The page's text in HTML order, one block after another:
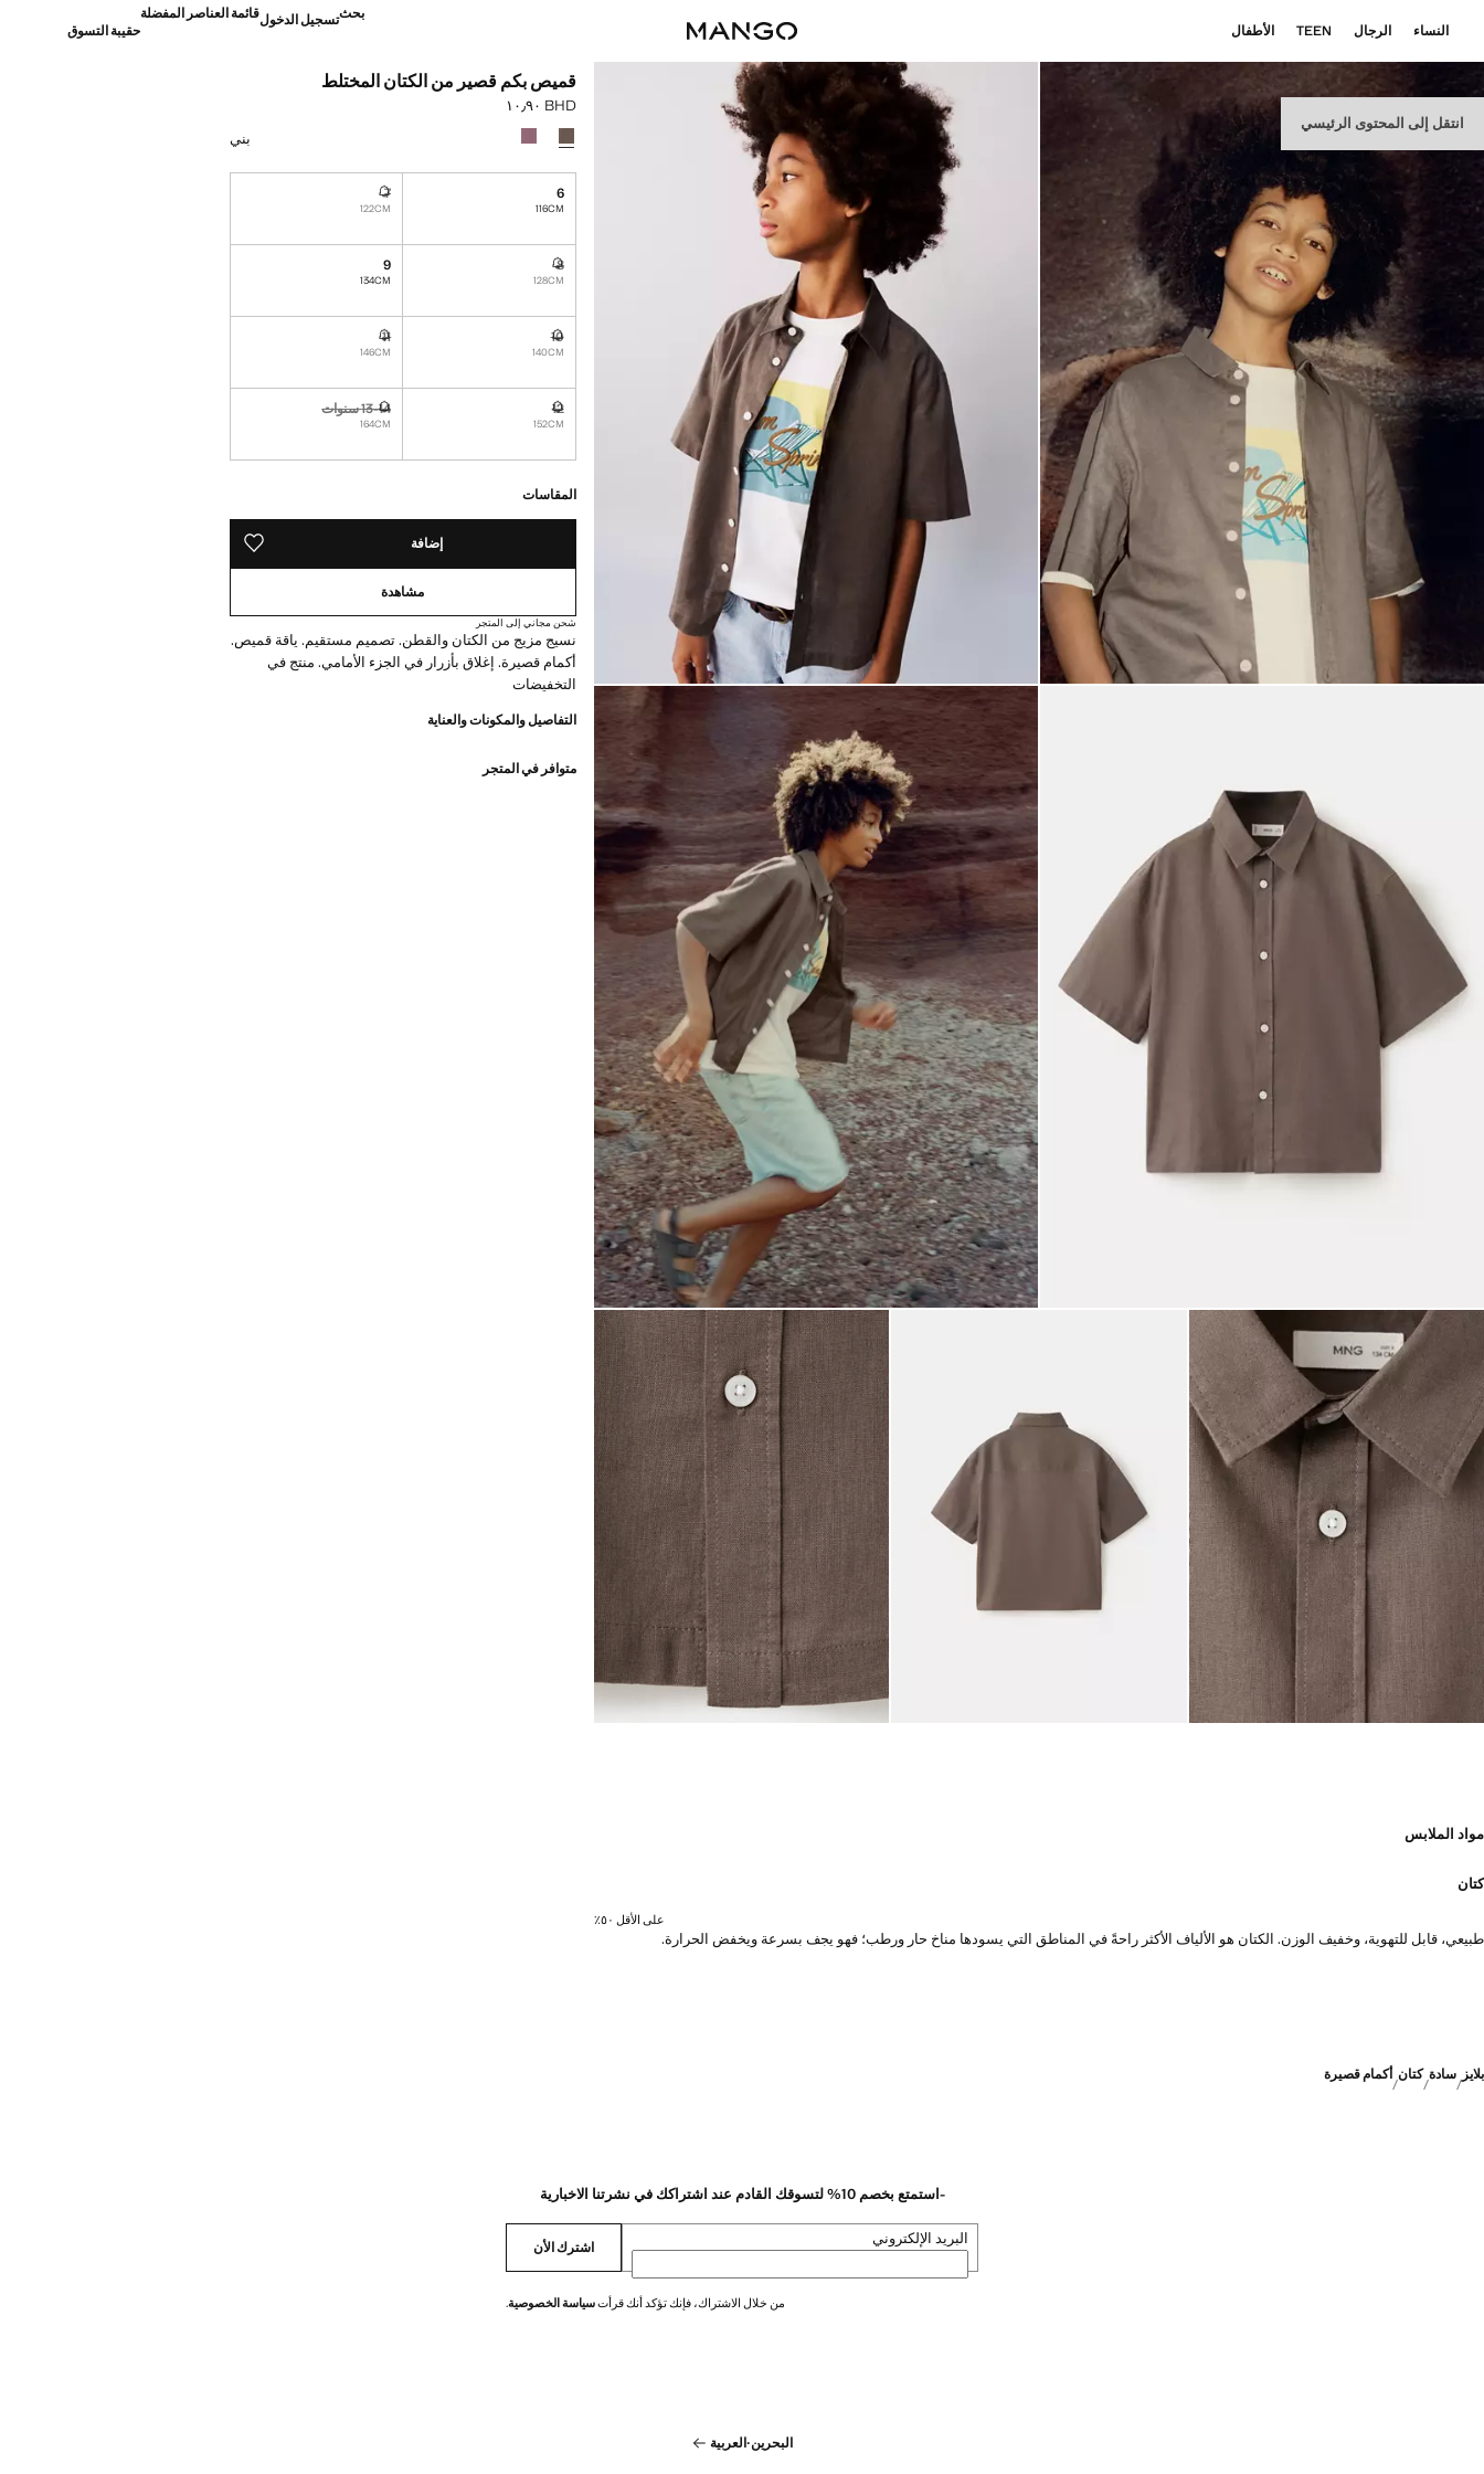
انتقل إلى المحتوى الرئيسي
النساء الرجال TEEN الأطفال
بحثتسجيل الدخولقائمة العناصر المفضلة
حقيبة التسوق
قميص بكم قصير من الكتان المختلط
السعر الحالي [BHD ١٠٫٩٠ ]
BHD ١٠٫٩٠
حدد اللون
بني
6
116CM
7
122CM
غير متوفر. أنا أريده!
8
128CM
غير متوفر. أنا أريده!
9
134CM
10
140CM
غير متوفر. أنا أريده!
11
146CM
غير متوفر. أنا أريده!
12
152CM
غير متوفر. أنا أريده!
13-14 سنوات
164CM
غير متوفر. أنا أريده!
المقاسات
إضافة حفظه في قائمة منتجاتك المفضلة
مشاهدة
شحن مجاني إلى المتجر
نسيج مزيج من الكتان والقطن. تصميم مستقيم. ياقة قميص.
أكمام قصيرة. إغلاق بأزرار في الجزء الأمامي. منتج في
التخفيضات
التفاصيل والمكونات والعناية
متوافر في المتجر
مواد الملابس
كتان
على الأقل ٥٠٪؜
طبيعي، قابل للتهوية، وخفيف الوزن. الكتان هو الألياف الأكثر راحةً في المناطق التي يسودها مناخ حار ورطب؛ فهو يجف بسرعة ويخفض الحرارة.
بلايز سادة كتان أكمام قصيرة
-استمتع بخصم 10% لتسوقك القادم عند اشتراكك في نشرتنا الاخبارية
البريد الإلكتروني اشترك الأن
من خلال الاشتراك، فإنك تؤكد أنك قرأتسياسة الخصوصية.
البحرين·العربية